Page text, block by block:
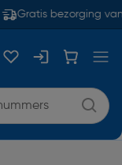
Gratis bezorging